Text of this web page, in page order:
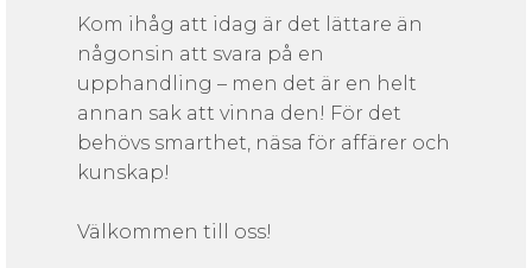
Kom ihåg att idag är det lättare än
någonsin att svara på en
upphandling – men det är en helt
annan sak att vinna den! För det
behövs smarthet, näsa för affärer och
kunskap!
Välkommen till oss!